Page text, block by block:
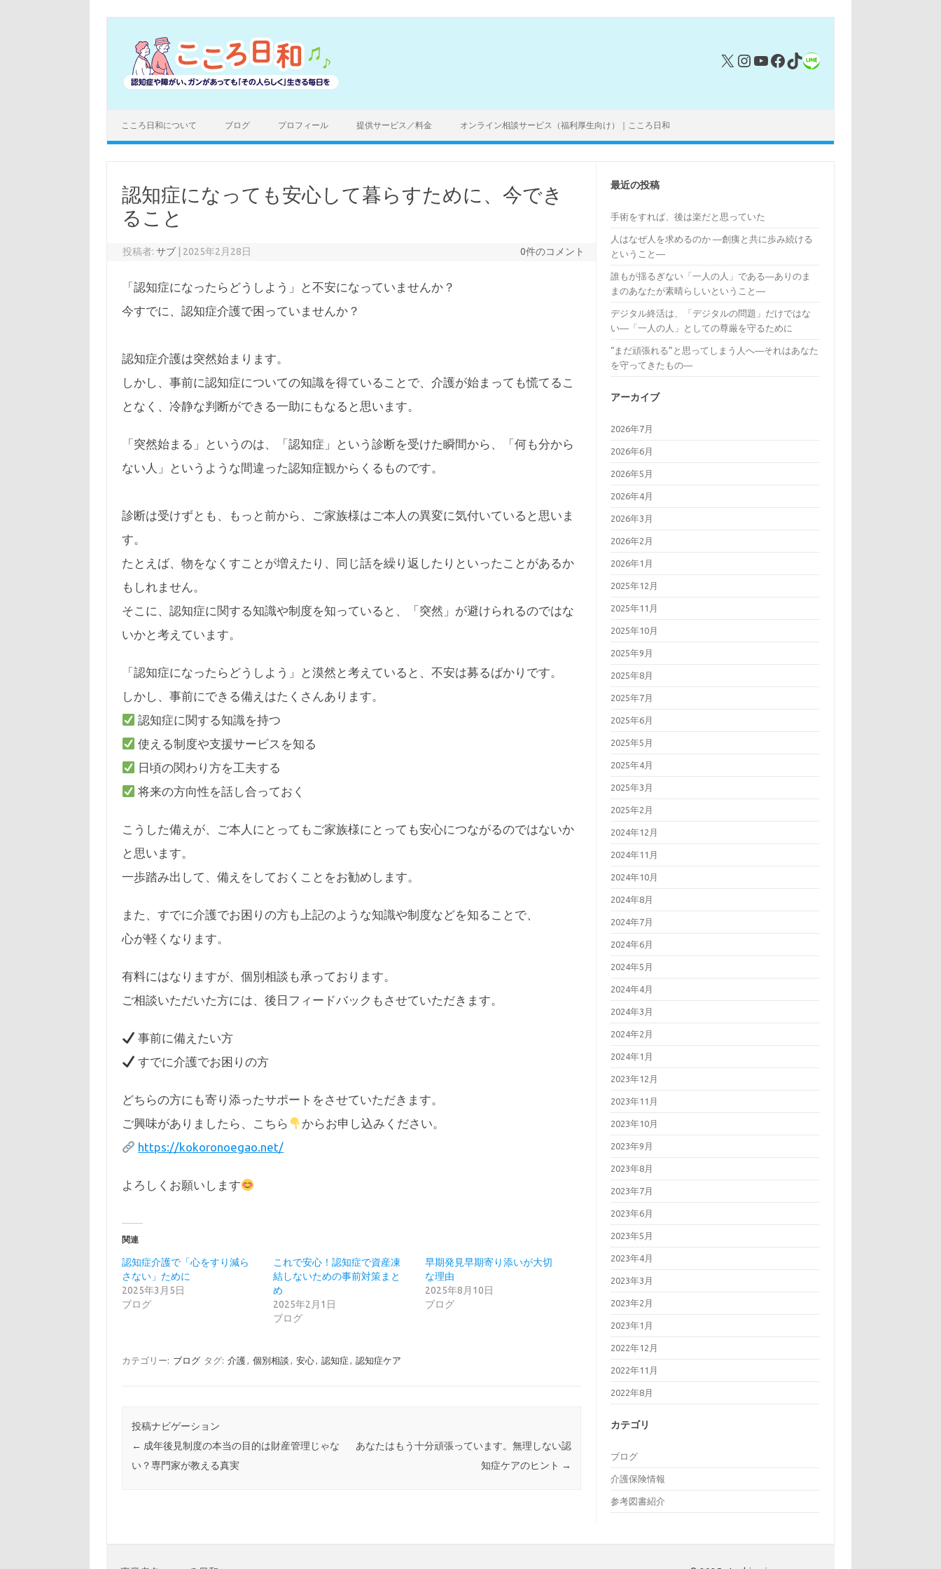
プ
X Instagram
YouTube
Facebook
TikTok
リンク
こころ日和について ブログ プロフィール 提供サービス／料金 オンライン相談サービス（福利厚生向け）｜こころ日和
認知症になっても安心して暮らすために、今でき
ること
投稿者:サブ 2025年2月28日 0件のコメント
「認知症になったらどうしよう」と不安になっていませんか？
今すでに、認知症介護で困っていませんか？
認知症介護は突然始まります。
しかし、事前に認知症についての知識を得ていることで、介護が始まっても慌てるこ
となく、冷静な判断ができる一助にもなると思います。
「突然始まる」というのは、「認知症」という診断を受けた瞬間から、「何も分から
ない人」というような間違った認知症観からくるものです。
診断は受けずとも、もっと前から、ご家族様はご本人の異変に気付いていると思いま
す。
たとえば、物をなくすことが増えたり、同じ話を繰り返したりといったことがあるか
もしれません。
そこに、認知症に関する知識や制度を知っていると、「突然」が避けられるのではな
いかと考えています。
「認知症になったらどうしよう」と漠然と考えていると、不安は募るばかりです。
しかし、事前にできる備えはたくさんあります。
認知症に関する知識を持つ
使える制度や支援サービスを知る
日頃の関わり方を工夫する
将来の方向性を話し合っておく
こうした備えが、ご本人にとってもご家族様にとっても安心につながるのではないか
と思います。
一歩踏み出して、備えをしておくことをお勧めします。
また、すでに介護でお困りの方も上記のような知識や制度などを知ることで、
心が軽くなります。
有料にはなりますが、個別相談も承っております。
ご相談いただいた方には、後日フィードバックもさせていただきます。
事前に備えたい方
すでに介護でお困りの方
どちらの方にも寄り添ったサポートをさせていただきます。
ご興味がありましたら、こちら
からお申し込みください。
https://kokoronoegao.net/
よろしくお願いします
関連
認知症介護で「心をすり減ら
さない」ために
2025年3月5日
ブログ
これで安心！認知症で資産凍
結しないための事前対策まと
め
2025年2月1日
ブログ
早期発見早期寄り添いが大切
な理由
2025年8月10日
ブログ
カテゴリー: ブログ タグ: 介護, 個別相談 , 安心, 認知症 , 認知症ケア
投稿ナビゲーション
← 成年後見制度の本当の目的は財産管理じゃな
い？専門家が教える真実
あなたはもう十分頑張っています。無理しない認
知症ケアのヒント →
最近の投稿
手術をすれば、後は楽だと思っていた
人はなぜ人を求めるのか ―創痍と共に歩み続ける
ということ―
誰もが揺るぎない「一人の人」である―ありのま
まのあなたが素晴らしいということ―
デジタル終活は、「デジタルの問題」だけではな
い―「一人の人」としての尊厳を守るために
“まだ頑張れる”と思ってしまう人へ―それはあなた
を守ってきたもの―
アーカイブ
2026年7月
2026年6月
2026年5月
2026年4月
2026年3月
2026年2月
2026年1月
2025年12月
2025年11月
2025年10月
2025年9月
2025年8月
2025年7月
2025年6月
2025年5月
2025年4月
2025年3月
2025年2月
2024年12月
2024年11月
2024年10月
2024年8月
2024年7月
2024年6月
2024年5月
2024年4月
2024年3月
2024年2月
2024年1月
2023年12月
2023年11月
2023年10月
2023年9月
2023年8月
2023年7月
2023年6月
2023年5月
2023年4月
2023年3月
2023年2月
2023年1月
2022年12月
2022年11月
2022年8月
カテゴリ
ブログ
介護保険情報
参考図書紹介